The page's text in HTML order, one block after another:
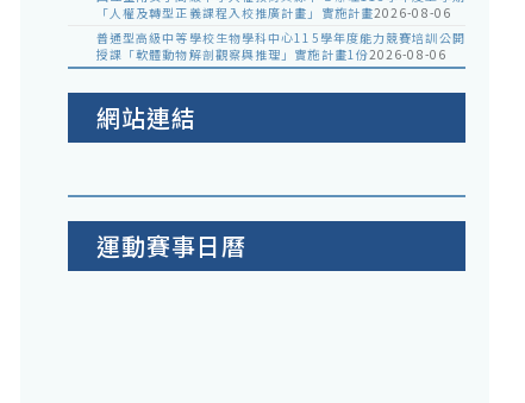
「人權及轉型正義課程入校推廣計畫」實施計畫2026-08-06
普通型高級中等學校生物學科中心115學年度能力競賽培訓公開
授課「軟體動物解剖觀察與推理」實施計畫1份2026-08-06
網站連結
運動賽事日曆